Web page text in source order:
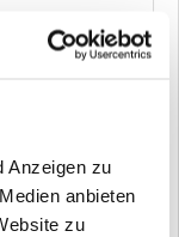
Anzeigen zu
anbieten
zu
529,00 € *
zzgl. Versandkosten